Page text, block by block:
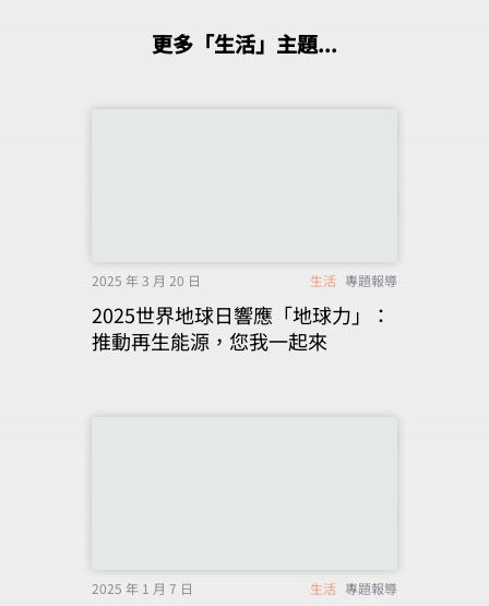
更多「生活」主題...
2025 年 3 月 20 日 生活 專題報導
2025世界地球日響應「地球力」：
推動再生能源，您我一起來
2025 年 1 月 7 日 生活 專題報導